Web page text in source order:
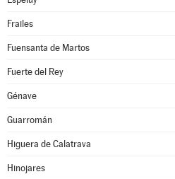
Frailes
Fuensanta de Martos
Fuerte del Rey
Génave
Guarromán
Higuera de Calatrava
Hinojares